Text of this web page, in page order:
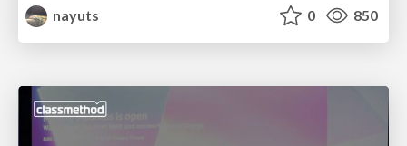
nayuts
0 850